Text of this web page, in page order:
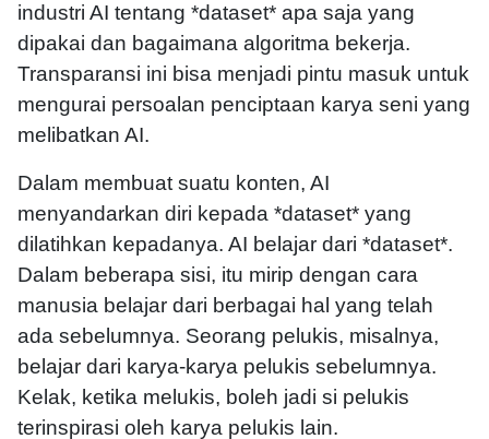
industri AI tentang *dataset* apa saja yang
dipakai dan bagaimana algoritma bekerja.
Transparansi ini bisa menjadi pintu masuk untuk
mengurai persoalan penciptaan karya seni yang
melibatkan AI.
Dalam membuat suatu konten, AI
menyandarkan diri kepada *dataset* yang
dilatihkan kepadanya. AI belajar dari *dataset*.
Dalam beberapa sisi, itu mirip dengan cara
manusia belajar dari berbagai hal yang telah
ada sebelumnya. Seorang pelukis, misalnya,
belajar dari karya-karya pelukis sebelumnya.
Kelak, ketika melukis, boleh jadi si pelukis
terinspirasi oleh karya pelukis lain.